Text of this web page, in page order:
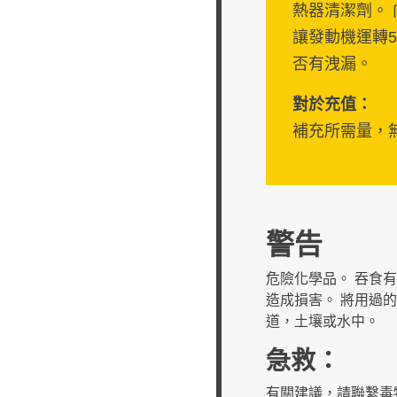
熱器清潔劑。
讓發動機運轉
否有洩漏。
對於充值：
補充所需量，
警告
危險化學品。 吞食
造成損害。 將用過
道，土壤或水中。
急救：
有關建議，請聯繫